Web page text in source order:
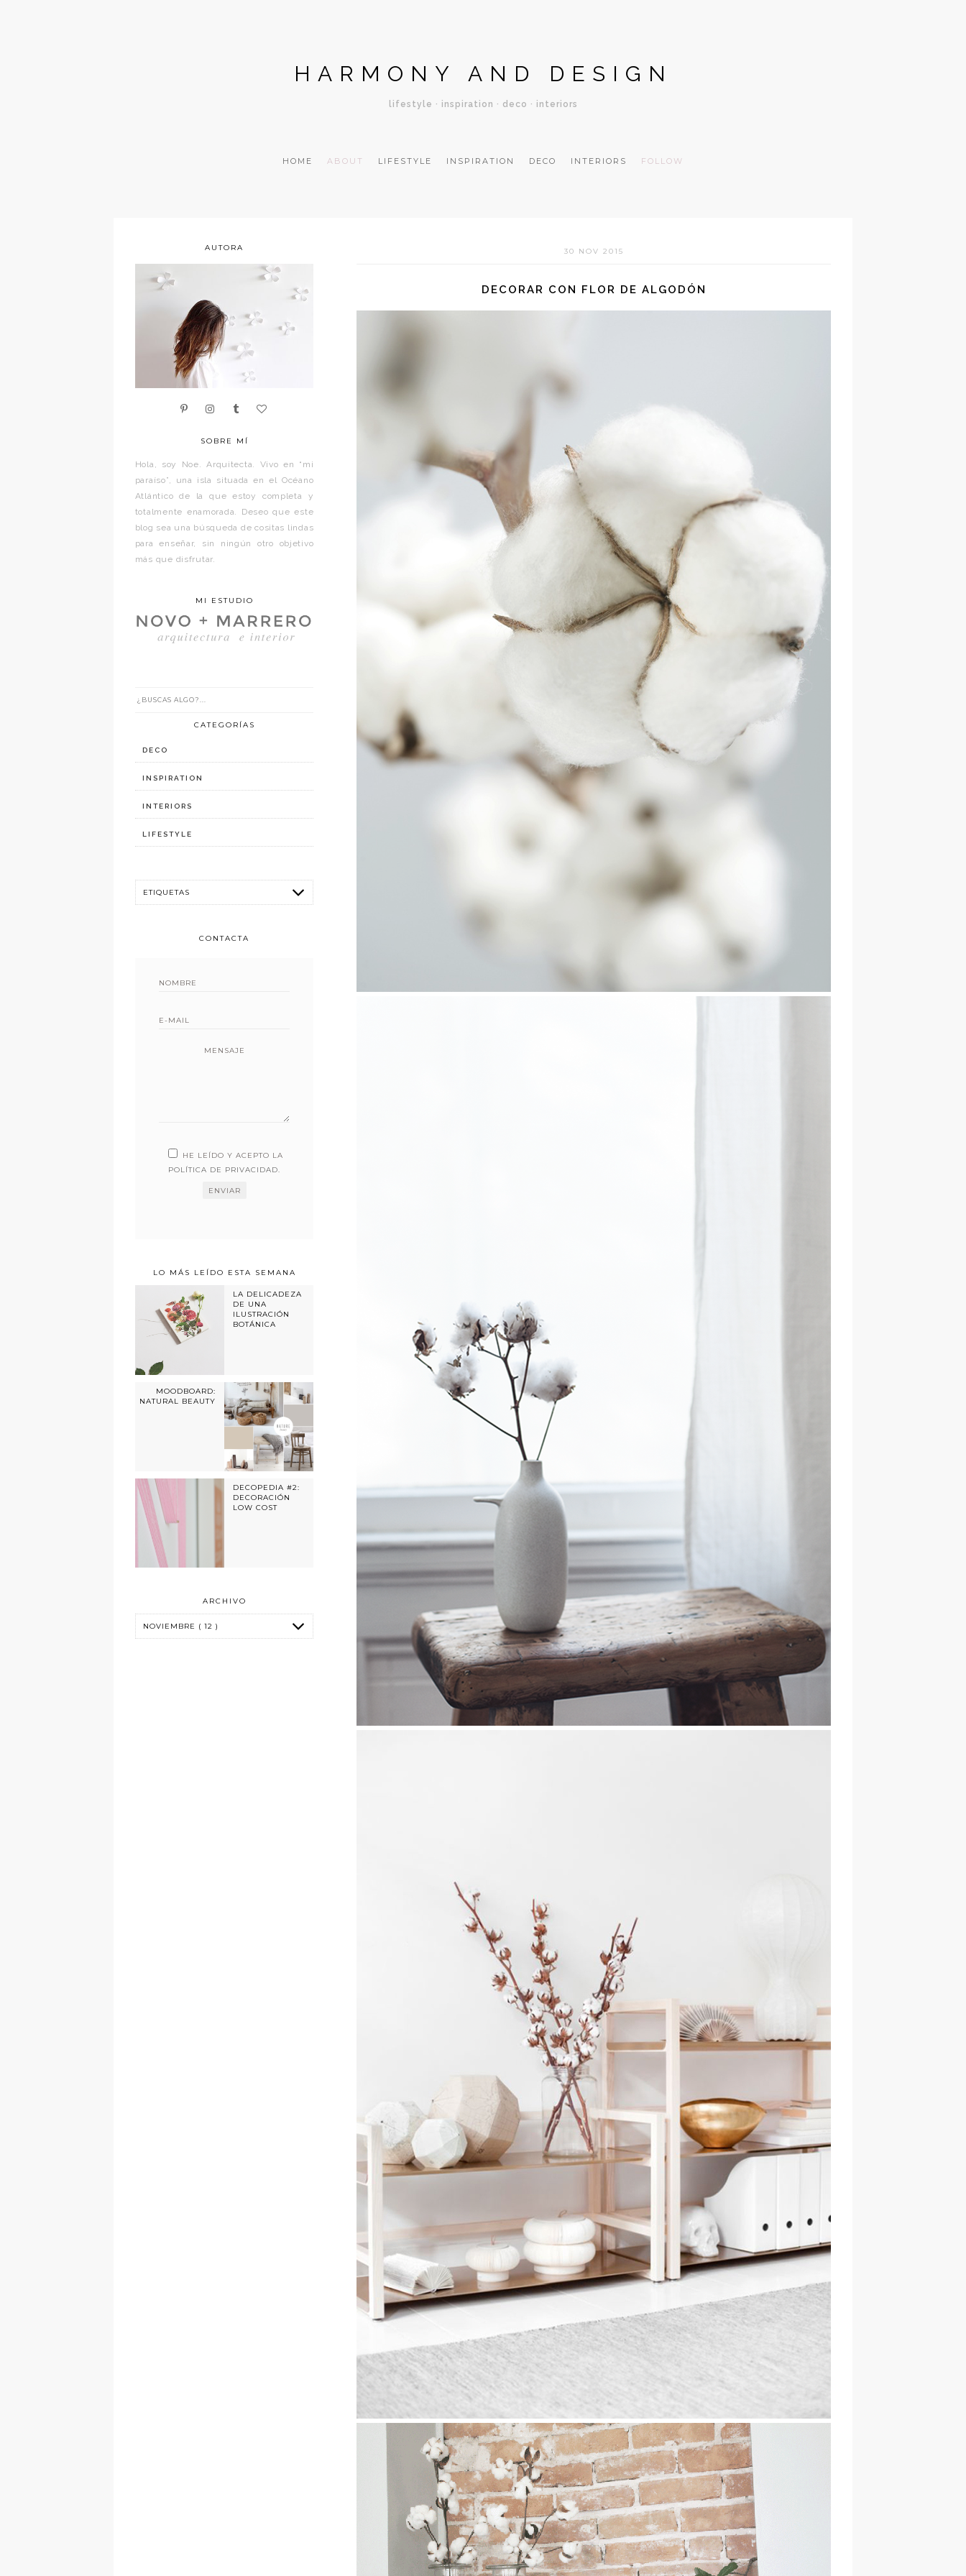
HARMONY AND DESIGN
lifestyle · inspiration · deco · interiors
HOME ABOUT LIFESTYLE INSPIRATION DECO INTERIORS FOLLOW
30 NOV 2015
DECORAR CON FLOR DE ALGODÓN
AUTORA
SOBRE MÍ
Hola, soy Noe. Arquitecta. Vivo en “mi
paraíso”, una isla situada en el Océano
Atlántico de la que estoy completa y
totalmente enamorada. Deseo que este
blog sea una búsqueda de cositas lindas
para enseñar, sin ningún otro objetivo
más que disfrutar.
MI ESTUDIO
CATEGORÍAS
DECO
INSPIRATION
INTERIORS
LIFESTYLE
CONTACTA
MENSAJE
HE LEÍDO Y ACEPTO LA
POLÍTICA DE PRIVACIDAD.
LO MÁS LEÍDO ESTA SEMANA
LA DELICADEZA
DE UNA
ILUSTRACIÓN
BOTÁNICA
MOODBOARD:
NATURAL BEAUTY
DECOPEDIA #2:
DECORACIÓN
LOW COST
ARCHIVO